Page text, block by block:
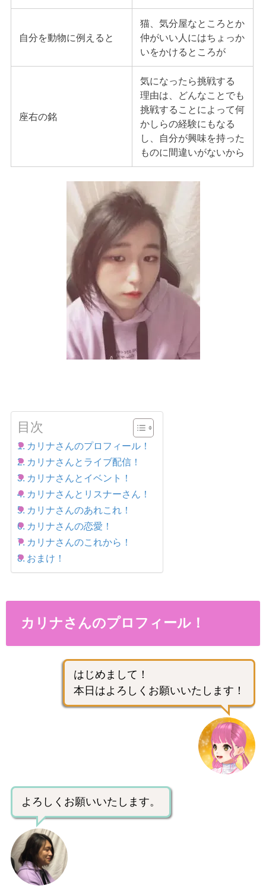
自分を動物に例えると
猫、気分屋なところとか
仲がいい人にはちょっか
いをかけるところが
座右の銘
気になったら挑戦する
理由は、どんなことでも
挑戦することによって何
かしらの経験にもなる
し、自分が興味を持った
ものに間違いがないから
目次
カリナさんのプロフィール！
カリナさんとライブ配信！
カリナさんとイベント！
カリナさんとリスナーさん！
カリナさんのあれこれ！
カリナさんの恋愛！
カリナさんのこれから！
おまけ！
カリナさんのプロフィール！
はじめまして！
本日はよろしくお願いいたします！
よろしくお願いいたします。